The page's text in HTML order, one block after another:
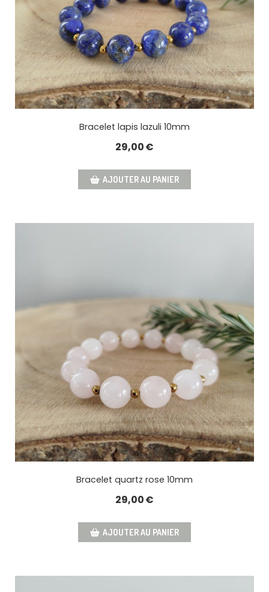
Bracelet lapis lazuli 10mm
29,00€
AJOUTER AU PANIER
Bracelet quartz rose 10mm
29,00€
AJOUTER AU PANIER